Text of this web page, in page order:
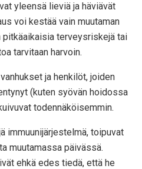
yleensä lieviä ja häviävät
voi kestää vain muutaman
pitkäaikaisia ​​terveysriskejä tai
tarvitaan harvoin.
ja henkilöt, joiden
(kuten syövän hoidossa
todennäköisemmin.
immuunijärjestelmä, toipuvat
muutamassa päivässä.
ehkä edes tiedä, että he